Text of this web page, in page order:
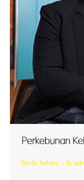
Perkebunan
Berita Terbaru By